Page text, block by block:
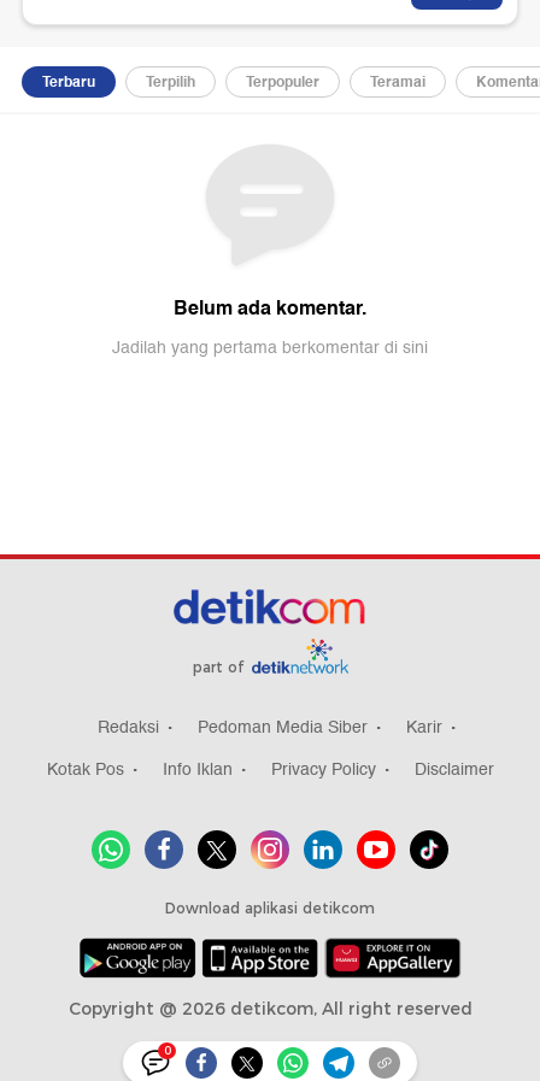
0
part of
Redaksi Pedoman Media Siber
Karir
Kotak Pos
Info Iklan Privacy Policy Disclaimer
Download aplikasi detikcom
Copyright @ 2026 detikcom, All right reserved